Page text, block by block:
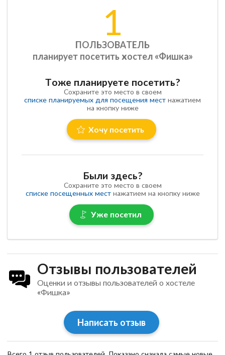
1
ПОЛЬЗОВАТЕЛЬ
планирует посетить хостел «Фишка»
Тоже планируете посетить?
Сохраните это место в своем
списке планируемых для посещения мест нажатием
на кнопку ниже
Хочу посетить
Были здесь?
Сохраните это место в своем
списке посещенных местнажатием на кнопку ниже
Уже посетил
Отзывы пользователей
Оценки и отзывы пользователей о хостеле
«Фишка»
Написать отзыв